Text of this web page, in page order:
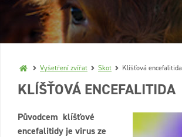
Vyšetření zvířat Skot Klíšťová encefalitida
KLÍŠŤOVÁ ENCEFALITIDA
Původcem klíšťové
encefalitidy je virus ze